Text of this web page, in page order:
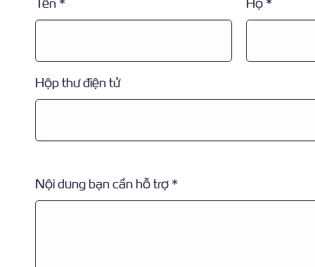
Hộp thư điện tử
Nội dung bạn cần hỗ trợ